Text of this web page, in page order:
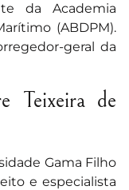
da Academia
(ABDPM).
geral da
Teixeira de
Gama Filho
e especialista